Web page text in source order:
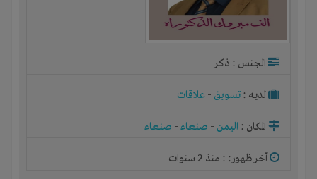
الجنس : ذكر
لديـه : تسويق - علاقات
المكان : اليمن - صنعاء- صنعاء
آخر ظهور: : منذ 2 سنوات